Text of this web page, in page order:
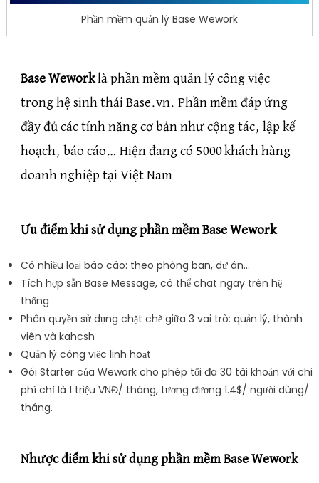
Phần mềm quản lý Base Wework
Base Weworklà phần mềm quản lý công việc
trong hệ sinh thái Base.vn. Phần mềm đáp ứng
đầy đủ các tính năng cơ bản như cộng tác, lập kế
hoạch, báo cáo… Hiện đang có 5000 khách hàng
doanh nghiệp tại Việt Nam
Ưu điểm khi sử dụng phần mềm Base Wework
Có nhiều loại báo cáo: theo phòng ban, dự án…
Tích hợp sẵn Base Message, có thể chat ngay trên hệ
thống
Phân quyền sử dụng chặt chẽ giữa 3 vai trò: quản lý, thành
viên và kahcsh
Quản lý công việc linh hoạt
Gói Starter của Wework cho phép tối đa 30 tài khoản với chi
phí chỉ là 1 triệu VNĐ/ tháng, tương đương 1.4$/ người dùng/
tháng.
Nhược điểm khi sử dụng phần mềm Base Wework